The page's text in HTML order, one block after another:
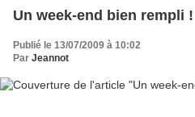
Un week-end bien rempli !
Publié le 13/07/2009 à 10:02
Par Jeannot